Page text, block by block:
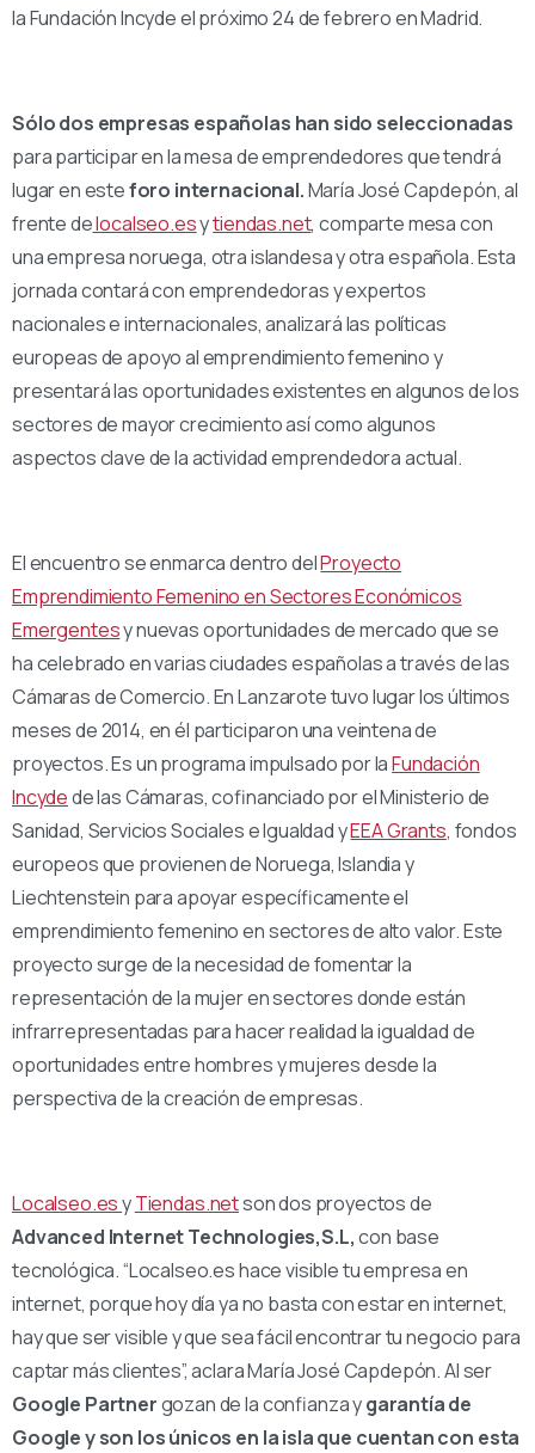
la Fundación Incyde el próximo 24 de febrero en Madrid.
Sólo dos empresas españolas han sido seleccionadas
para participar en la mesa de emprendedores que tendrá
lugar en esteforo internacional.María José Capdepón, al
frente delocalseo.esytiendas.net, comparte mesa con
una empresa noruega, otra islandesa y otra española. Esta
jornada contará con emprendedoras y expertos
nacionales e internacionales, analizará las políticas
europeas de apoyo al emprendimiento femenino y
presentará las oportunidades existentes en algunos de los
sectores de mayor crecimiento así como algunos
aspectos clave de la actividad emprendedora actual.
El encuentro se enmarca dentro delProyecto
Emprendimiento Femenino en Sectores Económicos
Emergentesy nuevas oportunidades de mercado que se
ha celebrado en varias ciudades españolas a través de las
Cámaras de Comercio. En Lanzarote tuvo lugar los últimos
meses de 2014, en él participaron una veintena de
proyectos. Es un programa impulsado por laFundación
Incydede las Cámaras, cofinanciado por el Ministerio de
Sanidad, Servicios Sociales e Igualdad yEEA Grants, fondos
europeos que provienen de Noruega, Islandia y
Liechtenstein para apoyar específicamente el
emprendimiento femenino en sectores de alto valor. Este
proyecto surge de la necesidad de fomentar la
representación de la mujer en sectores donde están
infrarrepresentadas para hacer realidad la igualdad de
oportunidades entre hombres y mujeres desde la
perspectiva de la creación de empresas.
Localseo.esyTiendas.netson dos proyectos de
Advanced Internet Technologies,S.L,con base
tecnológica. “Localseo.es hace visible tu empresa en
internet, porque hoy día ya no basta con estar en internet,
hay que ser visible y que sea fácil encontrar tu negocio para
captar más clientes”, aclara María José Capdepón. Al ser
Google Partnergozan de la confianza ygarantía de
Google y son los únicos en la isla que cuentan con esta